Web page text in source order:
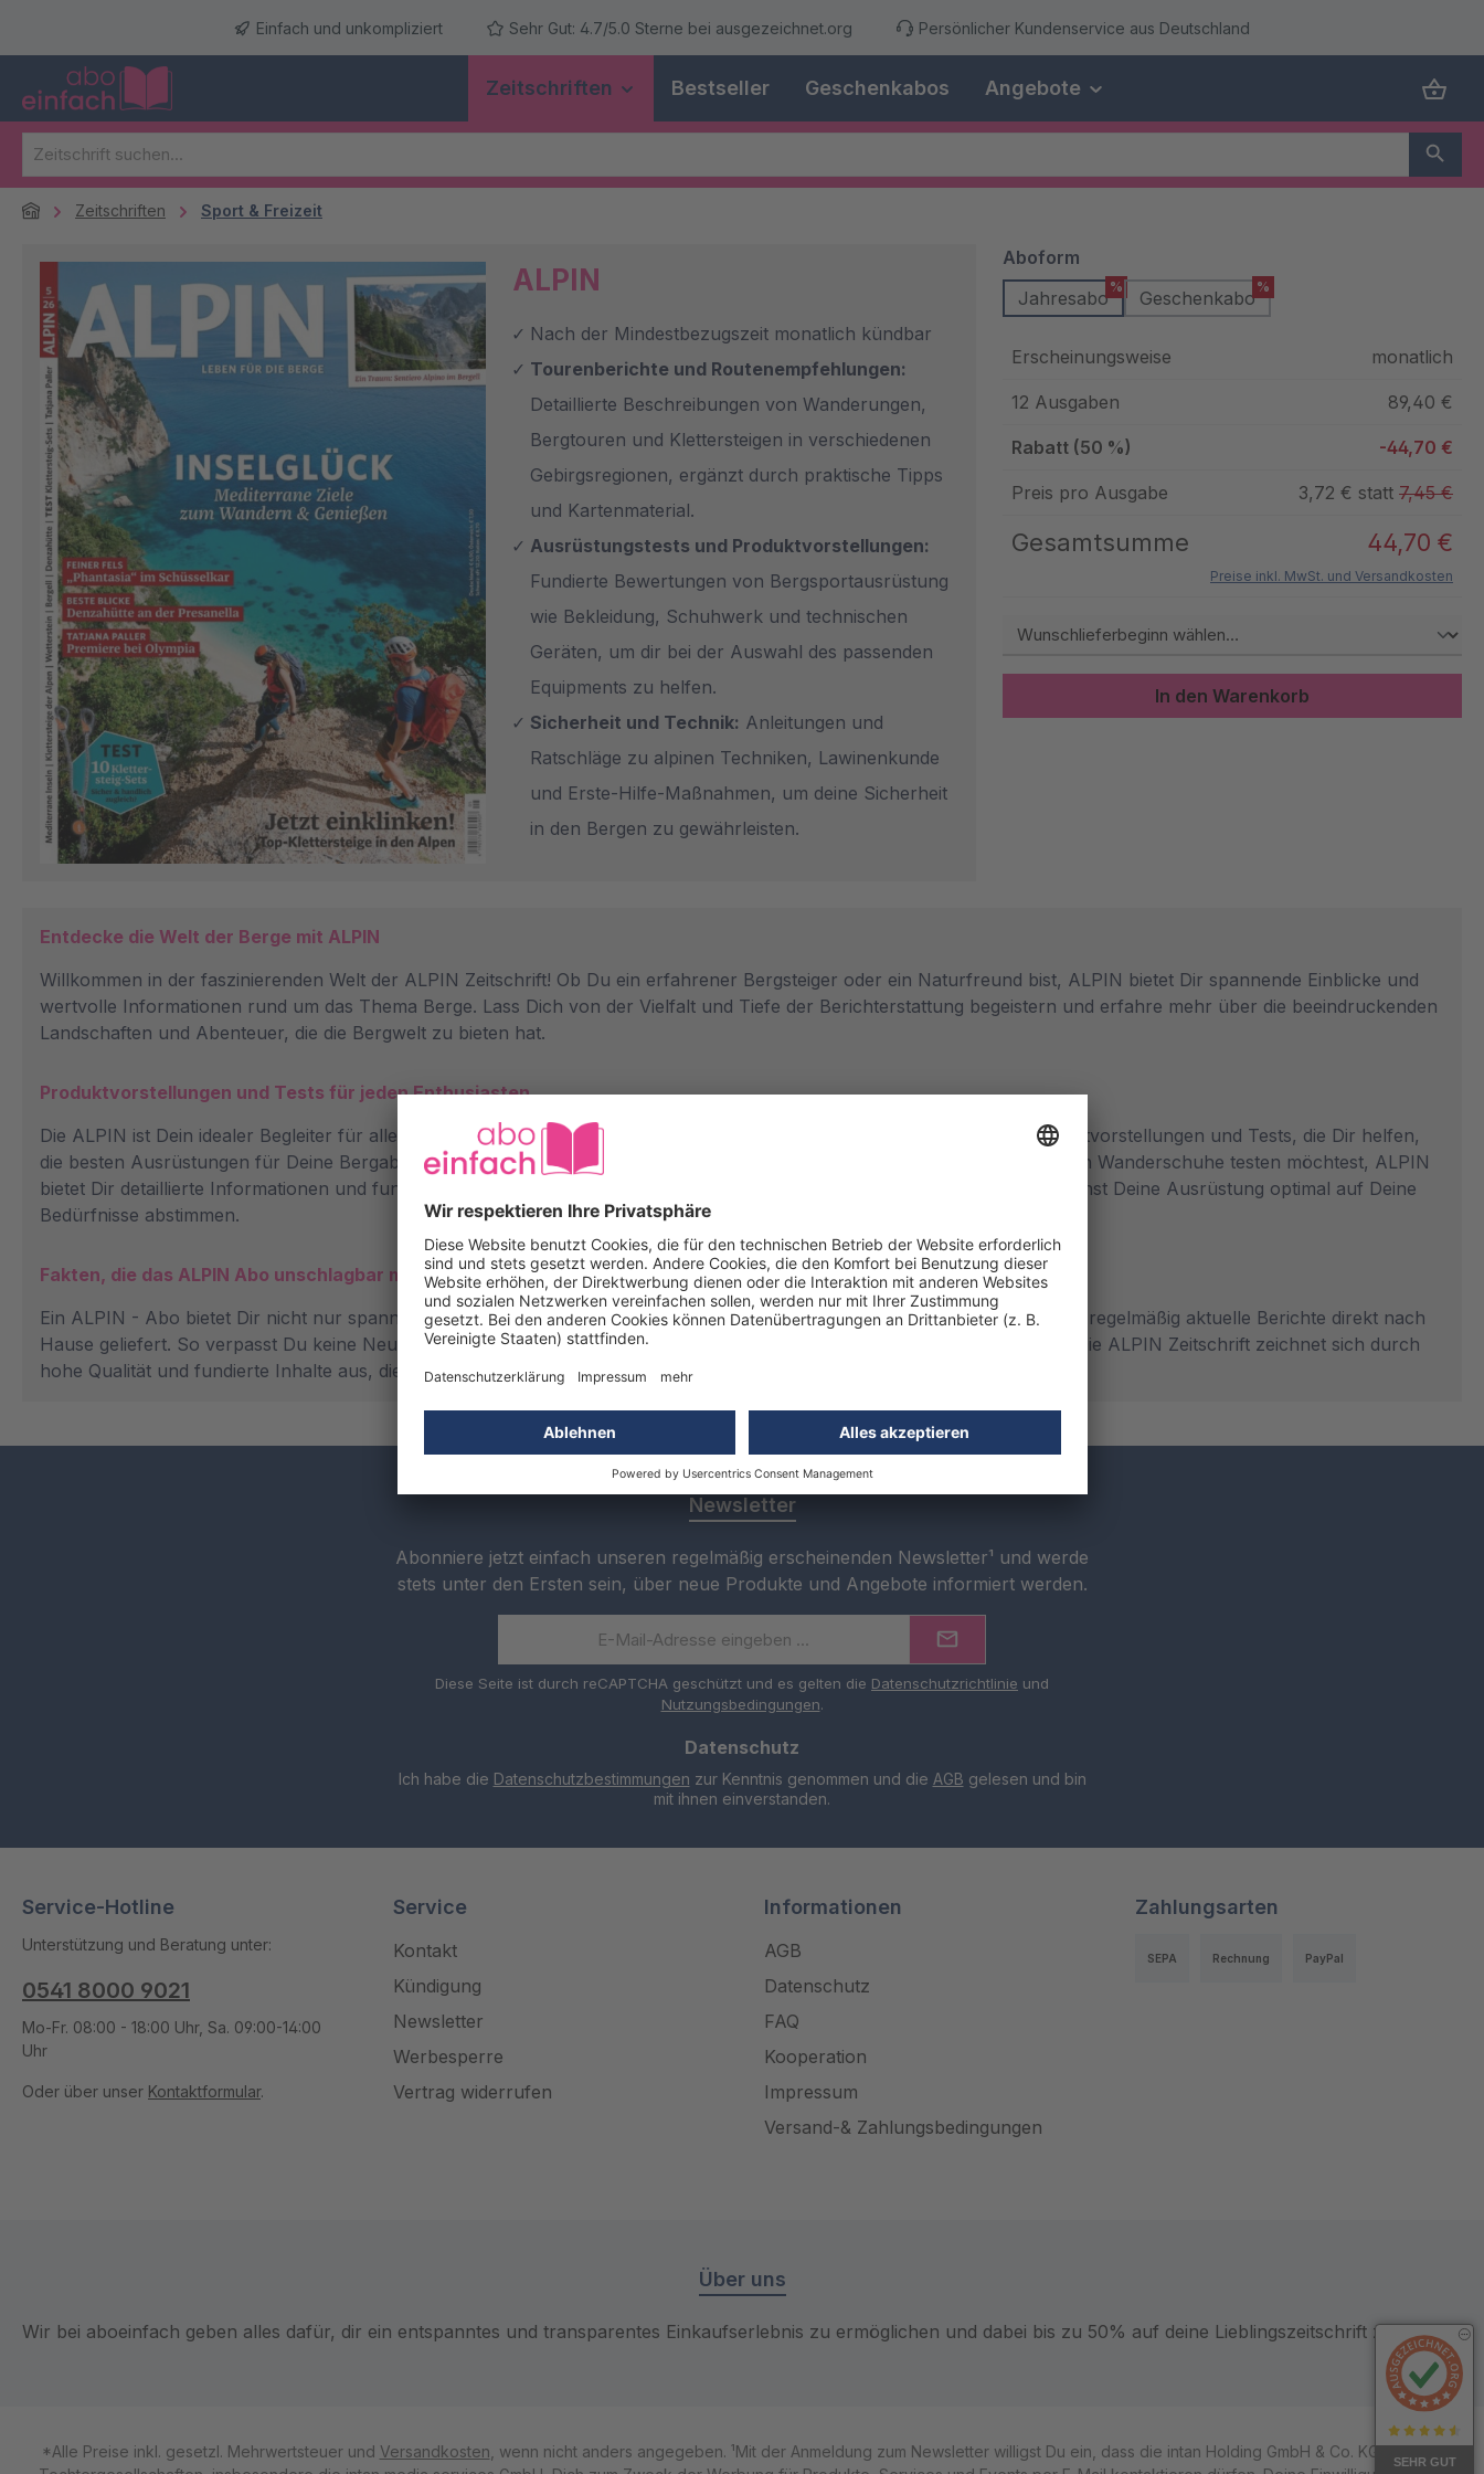
Zur Hauptnavigation springen
SEHR GUT
Einfach und unkompliziert Sehr Gut: 4.7/5.0 Sterne bei ausgezeichnet.org Persönlicher Kundenservice aus Deutschland
Zeitschriften Bestseller Geschenkabos Angebote
Zeitschriften Sport & Freizeit
ALPIN
Nach der Mindestbezugszeit monatlich kündbar
Tourenberichte und Routenempfehlungen:
Detaillierte Beschreibungen von Wanderungen,
Bergtouren und Klettersteigen in verschiedenen
Gebirgsregionen, ergänzt durch praktische Tipps
und Kartenmaterial.
Ausrüstungstests und Produktvorstellungen:
Fundierte Bewertungen von Bergsportausrüstung
wie Bekleidung, Schuhwerk und technischen
Geräten, um dir bei der Auswahl des passenden
Equipments zu helfen.
Sicherheit und Technik: Anleitungen und
Ratschläge zu alpinen Techniken, Lawinenkunde
und Erste-Hilfe-Maßnahmen, um deine Sicherheit
in den Bergen zu gewährleisten.
Aboform
Jahresabo
%
Geschenkabo
%
Erscheinungsweise monatlich
12 Ausgaben 89,40 €
Rabatt (50 %) -44,70 €
Preis pro Ausgabe 3,72 € statt 7,45 €
Gesamtsumme 44,70 €
Preise inkl. MwSt. und Versandkosten
In den Warenkorb
Entdecke die Welt der Berge mit ALPIN
Willkommen in der faszinierenden Welt der ALPIN Zeitschrift! Ob Du ein erfahrener Bergsteiger oder ein Naturfreund bist, ALPIN bietet Dir spannende Einblicke und
wertvolle Informationen rund um das Thema Berge. Lass Dich von der Vielfalt und Tiefe der Berichterstattung begeistern und erfahre mehr über die beeindruckenden
Landschaften und Abenteuer, die die Bergwelt zu bieten hat.
Produktvorstellungen und Tests für jeden Enthusiasten
Die ALPIN ist Dein idealer Begleiter für alle bergbezogenen Interessen. In jeder Ausgabe erwarten Dich ausführliche Produktvorstellungen und Tests, die Dir helfen,
die besten Ausrüstungen für Deine Bergabenteuer zu finden. Ob Du nach dem perfekten Rucksack suchst oder die neuesten Wanderschuhe testen möchtest, ALPIN
bietet Dir detaillierte Informationen und fundierte Empfehlungen. Mit einem ALPIN - Abo bist Du stets gut informiert und kannst Deine Ausrüstung optimal auf Deine
Bedürfnisse abstimmen.
Fakten, die das ALPIN Abo unschlagbar machen
Ein ALPIN - Abo bietet Dir nicht nur spannende Inhalte, sondern auch zahlreiche Vorteile. Mit einem ALPIN Abo erhältst Du regelmäßig aktuelle Berichte direkt nach
Hause geliefert. So verpasst Du keine Neuigkeiten und bleibst immer am Puls der Zeit, wenn es um das Thema Berge geht. Die ALPIN Zeitschrift zeichnet sich durch
hohe Qualität und fundierte Inhalte aus, die Dir einen erheblichen Mehrwert bieten.
Newsletter
Abonniere jetzt einfach unseren regelmäßig erscheinenden Newsletter¹ und werde
stets unter den Ersten sein, über neue Produkte und Angebote informiert werden.
Diese Seite ist durch reCAPTCHA geschützt und es gelten die Datenschutzrichtlinie und
Nutzungsbedingungen.
Datenschutz
Ich habe die Datenschutzbestimmungen zur Kenntnis genommen und die AGB gelesen und bin
mit ihnen einverstanden.
Service-Hotline
Unterstützung und Beratung unter:
0541 8000 9021
Mo-Fr. 08:00 - 18:00 Uhr, Sa. 09:00-14:00
Uhr
Oder über unser Kontaktformular.
Service
Kontakt
Kündigung
Newsletter
Werbesperre
Vertrag widerrufen
Informationen
AGB
Datenschutz
FAQ
Kooperation
Impressum
Versand-& Zahlungsbedingungen
Zahlungsarten
SEPA Rechnung PayPal
Über uns
Wir bei aboeinfach geben alles dafür, dir ein entspanntes und transparentes Einkaufserlebnis zu ermöglichen und dabei bis zu 50% auf deine Lieblingszeitschrift zu sparen.
*Alle Preise inkl. gesetzl. Mehrwertsteuer und Versandkosten , wenn nicht anders angegeben. ¹Mit der Anmeldung zum Newsletter willigst Du ein, dass die intan Holding GmbH & Co. KG und ihre